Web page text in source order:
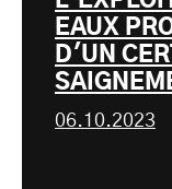
EAUX
D'UN
06.10.2023